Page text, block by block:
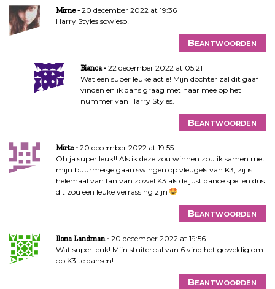
Mirne
20 december 2022 at 19:36
Harry Styles sowieso!
Beantwoorden
Bianca
22 december 2022 at 05:21
Wat een super leuke actie! Mijn dochter zal dit gaaf
vinden en ik dans graag met haar mee op het
nummer van Harry Styles.
Beantwoorden
Mirte
20 december 2022 at 19:55
Oh ja super leuk!! Als ik deze zou winnen zou ik samen met
mijn buurmeisje gaan swingen op vleugels van K3, zij is
helemaal van fan van zowel K3 als de just dance spellen dus
dit zou een leuke verrassing zijn
Beantwoorden
Ilona Landman
20 december 2022 at 19:56
Wat super leuk! Mijn stuiterbal van 6 vind het geweldig om
op K3 te dansen!
Beantwoorden